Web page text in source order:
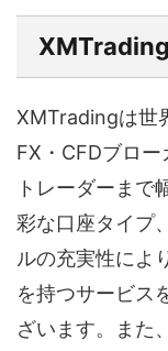
XMTradingは世
FX・CFDブロ
トレーダーまで
彩な口座タイプ
ルの充実性によ
を持つサービス
ざいます。また